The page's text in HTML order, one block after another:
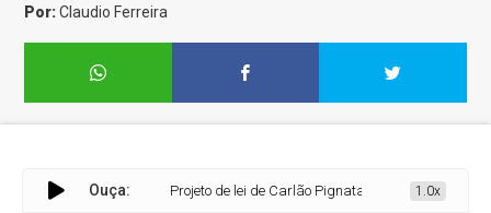
Por:Claudio Ferreira
Ouça: Projeto de lei de Carlão Pignatari que beneficia pets em
1.0x